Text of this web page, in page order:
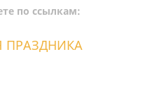
по ссылкам:
ПРАЗДНИКА